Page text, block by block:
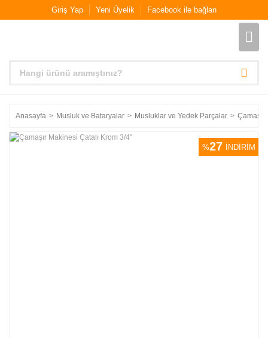
Giriş Yap Yeni Üyelik Facebook ile bağlan
Anasayfa Musluk ve Bataryalar Musluklar ve Yedek Parçalar Çamaşır
%27 İNDİRİM